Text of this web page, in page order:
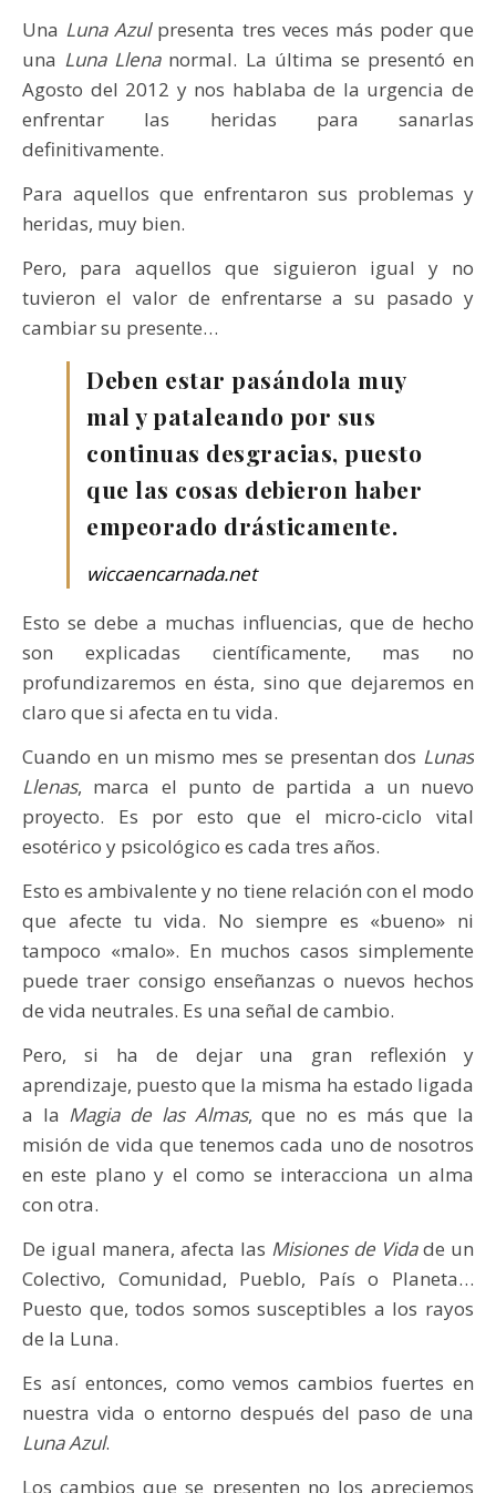
Una Luna Azulpresenta tres veces más poder que
una Luna Llenanormal. La última se presentó en
Agosto del 2012 y nos hablaba de la urgencia de
enfrentar las heridas para sanarlas
definitivamente.
Para aquellos que enfrentaron sus problemas y
heridas, muy bien.
Pero, para aquellos que siguieron igual y no
tuvieron el valor de enfrentarse a su pasado y
cambiar su presente…
Deben estar pasándola muy
mal y pataleando por sus
continuas desgracias, puesto
que las cosas debieron haber
empeorado drásticamente.
wiccaencarnada.net
Esto se debe a muchas influencias, que de hecho
son explicadas científicamente, mas no
profundizaremos en ésta, sino que dejaremos en
claro que si afecta en tu vida.
Cuando en un mismo mes se presentan dos Lunas
Llenas, marca el punto de partida a un nuevo
proyecto. Es por esto que el micro-ciclo vital
esotérico y psicológico es cada tres años.
Esto es ambivalente y no tiene relación con el modo
que afecte tu vida. No siempre es «bueno» ni
tampoco «malo». En muchos casos simplemente
puede traer consigo enseñanzas o nuevos hechos
de vida neutrales. Es una señal de cambio.
Pero, si ha de dejar una gran reflexión y
aprendizaje, puesto que la misma ha estado ligada
a la Magia de las Almas, que no es más que la
misión de vida que tenemos cada uno de nosotros
en este plano y el como se interacciona un alma
con otra.
De igual manera, afecta las Misiones de Vidade un
Colectivo, Comunidad, Pueblo, País o Planeta…
Puesto que, todos somos susceptibles a los rayos
de la Luna.
Es así entonces, como vemos cambios fuertes en
nuestra vida o entorno después del paso de una
Luna Azul.
Los cambios que se presenten no los apreciemos